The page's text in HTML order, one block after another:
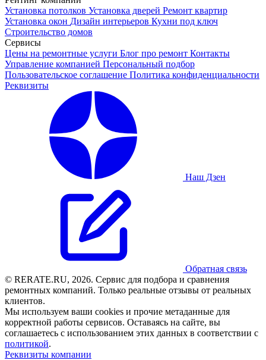
Установка потолков Установка дверей Ремонт квартир
Установка окон Дизайн интерьеров Кухни под ключ
Строительство домов
Сервисы
Цены на ремонтные услуги Блог про ремонт Контакты
Управление компанией Персональный подбор
Пользовательское соглашение Политика конфиденциальности
Реквизиты
Наш Дзен
Обратная связь
© RERATE.RU, 2026. Сервис для подбора и сравнения
ремонтных компаний. Только реальные отзывы от реальных
клиентов.
Мы используем ваши cookies и прочие метаданные для
корректной работы сервисов. Оставаясь на сайте, вы
соглашаетесь с использованием этих данных в соответствии с
политикой.
Реквизиты компании